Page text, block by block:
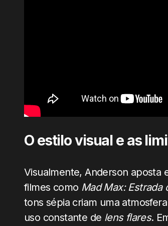
O estilo visual e as
Visualmente, Anderson aposta
filmes como Mad Max: Estrada
tons sépia criam uma
uso constante de lens flares.